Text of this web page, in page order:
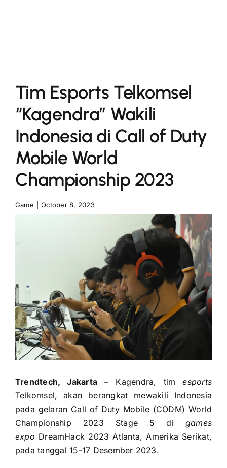
Tim Esports Telkomsel
“Kagendra” Wakili
Indonesia di Call of Duty
Mobile World
Championship 2023
Game October 8, 2023
Trendtech, Jakarta – Kagendra, timesports
Telkomsel, akan berangkat mewakili Indonesia
pada gelaran Call of Duty Mobile (CODM) World
Championship 2023 Stage 5 di games
expo DreamHack 2023 Atlanta, Amerika Serikat,
pada tanggal 15-17 Desember 2023.